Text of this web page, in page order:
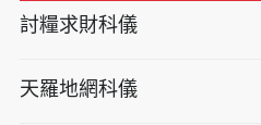
討糧求財科儀
天羅地網科儀